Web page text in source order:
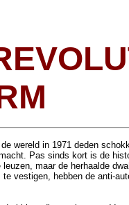
wereld in 1971 deden
Pas sinds kort is de
maar de herhaalde
vestigen, hebben de anti-